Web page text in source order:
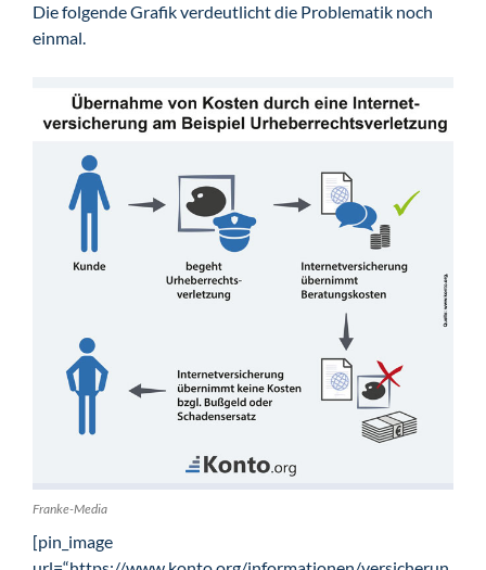
Die folgende Grafik verdeutlicht die Problematik noch
einmal.
Franke-Media
[pin_image